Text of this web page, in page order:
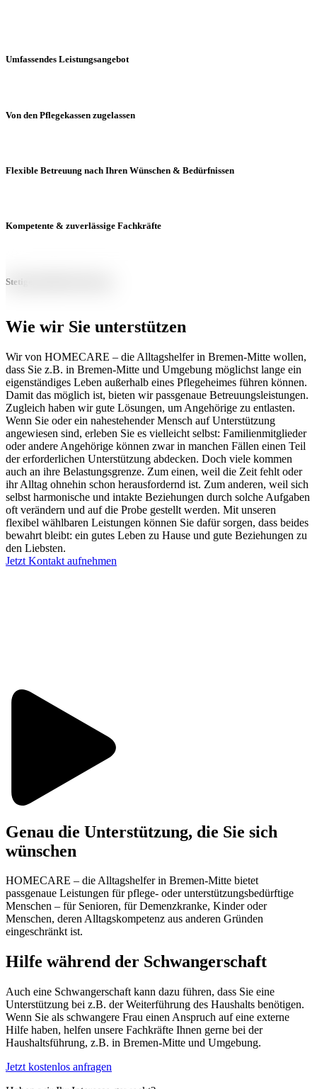
Umfassendes Leistungsangebot
Von den Pflegekassen zugelassen
Flexible Betreuung nach Ihren Wünschen & Bedürfnissen
Kompetente & zuverlässige Fachkräfte
Stetige Qualitätssicherung
Wie wir Sie unterstützen
Wir von HOMECARE – die Alltagshelfer in Bremen-Mitte wollen,
dass Sie z.B. in Bremen-Mitte und Umgebung möglichst lange ein
eigenständiges Leben außerhalb eines Pflegeheimes führen können.
Damit das möglich ist, bieten wir passgenaue Betreuungsleistungen.
Zugleich haben wir gute Lösungen, um Angehörige zu entlasten.
Wenn Sie oder ein nahestehender Mensch auf Unterstützung
angewiesen sind, erleben Sie es vielleicht selbst: Familienmitglieder
oder andere Angehörige können zwar in manchen Fällen einen Teil
der erforderlichen Unterstützung abdecken. Doch viele kommen
auch an ihre Belastungsgrenze. Zum einen, weil die Zeit fehlt oder
ihr Alltag ohnehin schon herausfordernd ist. Zum anderen, weil sich
selbst harmonische und intakte Beziehungen durch solche Aufgaben
oft verändern und auf die Probe gestellt werden. Mit unseren
flexibel wählbaren Leistungen können Sie dafür sorgen, dass beides
bewahrt bleibt: ein gutes Leben zu Hause und gute Beziehungen zu
den Liebsten.
Jetzt Kontakt aufnehmen
Genau die Unterstützung, die Sie sich
wünschen
HOMECARE – die Alltagshelfer in Bremen-Mitte bietet
passgenaue Leistungen für pflege- oder unterstützungsbedürftige
Menschen – für Senioren, für Demenzkranke, Kinder oder
Menschen, deren Alltagskompetenz aus anderen Gründen
eingeschränkt ist.
Hilfe während der Schwangerschaft
Auch eine Schwangerschaft kann dazu führen, dass Sie eine
Unterstützung bei z.B. der Weiterführung des Haushalts benötigen.
Wenn Sie als schwangere Frau einen Anspruch auf eine externe
Hilfe haben, helfen unsere Fachkräfte Ihnen gerne bei der
Haushaltsführung, z.B. in Bremen-Mitte und Umgebung.
Jetzt kostenlos anfragen